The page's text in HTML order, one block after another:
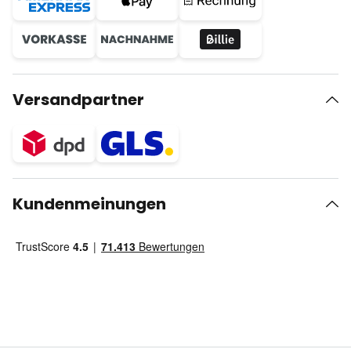
Versandpartner
Kundenmeinungen